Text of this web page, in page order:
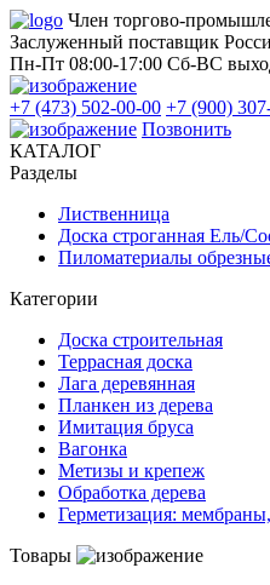
Член торгово-
Заслуженный поставщик
Пн-Пт 08:00-17:00 Сб-ВС
+7 (473) 502-00-00 +7 (900)
Позвонить
КАТАЛОГ
Разделы
Лиственница
Доска строганная Ель/
Пиломатериалы
Категории
Доска строительная
Террасная доска
Лага деревянная
Планкен из дерева
Имитация бруса
Вагонка
Метизы и крепеж
Обработка дерева
Герметизация:
Товары